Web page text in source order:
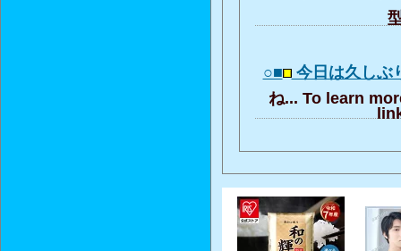
○■ 今日は久し
ね... To learn